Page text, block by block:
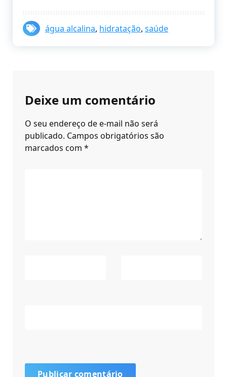
água alcalina, hidratação, saúde
Deixe um comentário
O seu endereço de e-mail não será
publicado. Campos obrigatórios são
marcados com *